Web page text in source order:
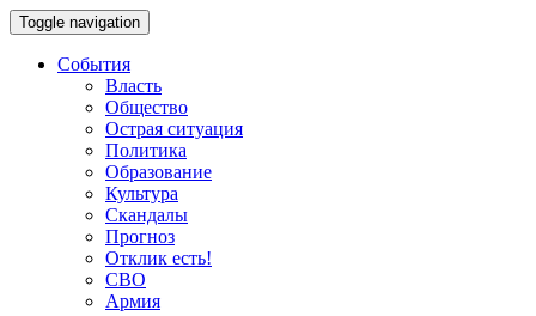
Toggle navigation
События
Власть
Общество
Острая ситуация
Политика
Образование
Культура
Скандалы
Прогноз
Отклик есть!
СВО
Армия